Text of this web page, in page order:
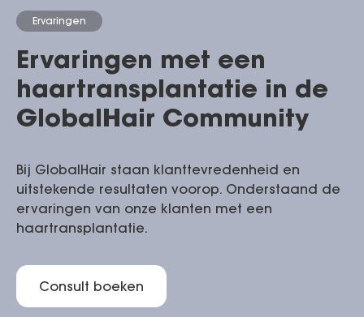
Ervaringen
Ervaringen met een
haartransplantatie in de
GlobalHair Community
Bij GlobalHair staan klanttevredenheid en
uitstekende resultaten voorop. Onderstaand de
ervaringen van onze klanten met een
haartransplantatie.
Consult boeken